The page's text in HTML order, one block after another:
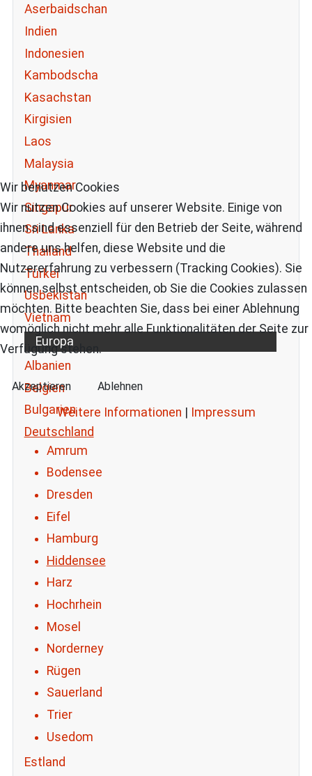
Aserbaidschan
Indien
Indonesien
Kambodscha
Kasachstan
Kirgisien
Laos
Malaysia
Myanmar
Singapur
Sri Lanka
Thailand
Türkei
Usbekistan
Vietnam
Europa
Albanien
Belgien
Bulgarien
Deutschland
Amrum
Bodensee
Dresden
Eifel
Hamburg
Hiddensee
Harz
Hochrhein
Mosel
Norderney
Rügen
Sauerland
Trier
Usedom
Estland
Wir benutzen Cookies
Wir nutzen Cookies auf unserer Website. Einige von
ihnen sind essenziell für den Betrieb der Seite, während
andere uns helfen, diese Website und die
Nutzererfahrung zu verbessern (Tracking Cookies). Sie
können selbst entscheiden, ob Sie die Cookies zulassen
möchten. Bitte beachten Sie, dass bei einer Ablehnung
womöglich nicht mehr alle Funktionalitäten der Seite zur
Verfügung stehen.
Akzeptieren Ablehnen
Weitere Informationen | Impressum